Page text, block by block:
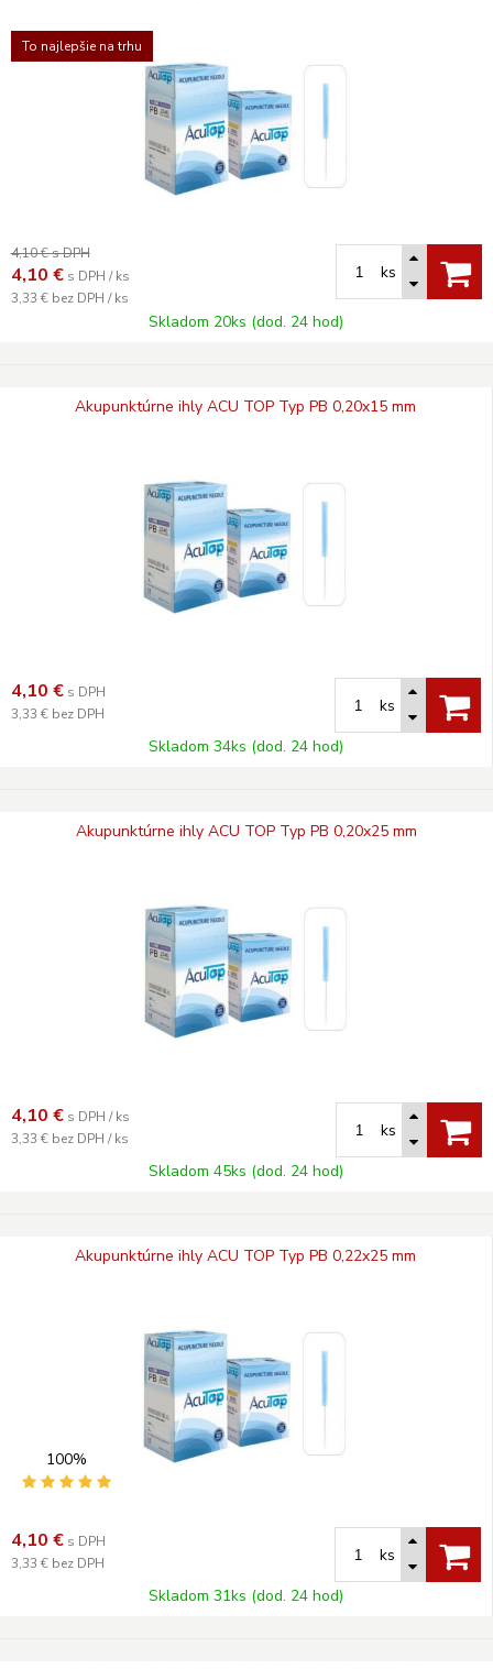
To najlepšie na trhu
4,10 €s DPH
4,10 € s DPH / ks
3,33 € bez DPH / ks
ks
Skladom 20ks (dod. 24 hod)
Akupunktúrne ihly ACU TOP Typ PB 0,20x15 mm
4,10 € s DPH
3,33 € bez DPH
ks
Skladom 34ks (dod. 24 hod)
Akupunktúrne ihly ACU TOP Typ PB 0,20x25 mm
4,10 € s DPH / ks
3,33 € bez DPH / ks
ks
Skladom 45ks (dod. 24 hod)
Akupunktúrne ihly ACU TOP Typ PB 0,22x25 mm
100%
4,10 € s DPH
3,33 € bez DPH
ks
Skladom 31ks (dod. 24 hod)